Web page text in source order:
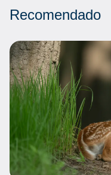
Recomendado